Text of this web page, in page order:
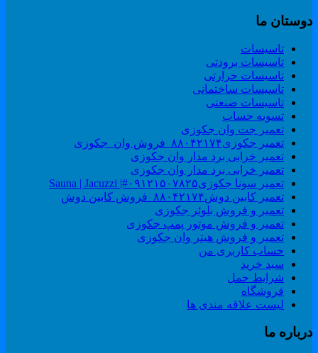
ما
تاسیسات
تاسیسات برودتی
تاسیسات حرارتی
تاسیسات ساختمانی
تاسیسات صنعتی
تسویه حساب
تعمیر جت وان جکوزی
تعمیر جکوزی۸۸۰۴۲۱۷۴_فروش وان_جکوزی
تعمیر خرابی برد مدار وان جکوزی
تعمیر خرابی برد مدار وان جکوزی
تعمیر سونا جکوزی۰۹۱۲۱۵۰۷۸۲۵#| Sauna | Jacuzzi
تعمیر کابین دوش۸۸۰۴۲۱۷۴_فروش کابین دوش
تعمیر و فروش بلوئر جکوزی
تعمیر و فروش موتور پمپ جکوزی
تعمیر و فروش هیتر وان جکوزی
حساب کاربری من
سبد خرید
شرایط حمل
فروشگاه
لیست علاقه مندی ها
ما